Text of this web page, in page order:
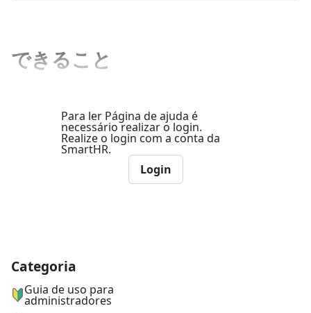
できること
Para ler Página de ajuda é
necessário realizar o login.
Realize o login com a conta da
SmartHR.
Login
ナビゲーションメニュー
Categoria
Guia de uso para
administradores